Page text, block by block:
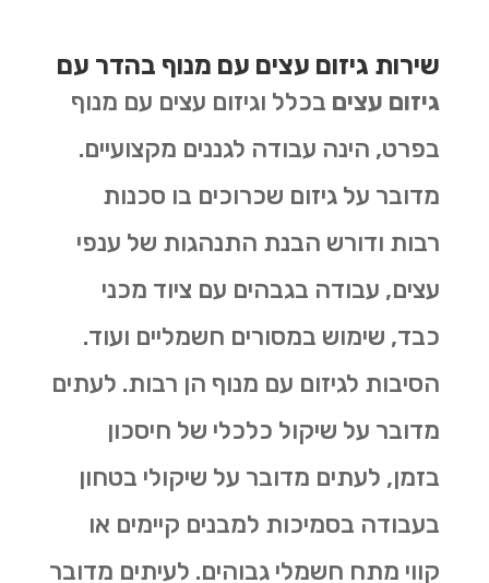
שירות גיזום עצים עם מנוף בהדר עם
גיזום עצים בכלל וגיזום עצים עם מנוף
בפרט, הינה עבודה לגננים מקצועיים.
מדובר על גיזום שכרוכים בו סכנות
רבות ודורש הבנת התנהגות של ענפי
עצים, עבודה בגבהים עם ציוד מכני
כבד, שימוש במסורים חשמליים ועוד.
הסיבות לגיזום עם מנוף הן רבות. לעתים
מדובר על שיקול כלכלי של חיסכון
בזמן, לעתים מדובר על שיקולי בטחון
בעבודה בסמיכות למבנים קיימים או
קווי מתח חשמלי גבוהים. לעיתים מדובר